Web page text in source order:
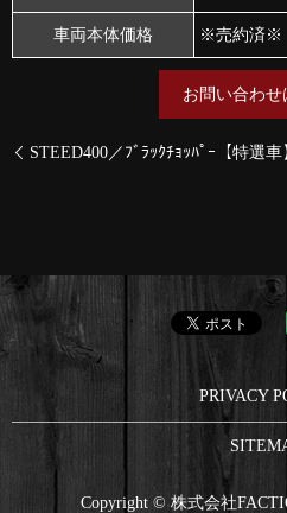
車両本体価格 ※売約済※
お問い合わせ
STEED400／ﾌﾞﾗｯｸﾁｮｯﾊﾟｰ【特選車
PRIVACY
Copyright © 株式会社